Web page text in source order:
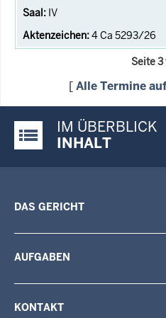
IV
4 Ca 5293/26
Seite 3
[Alle Termine
Justiz-Portal im
IM ÜBERBLICK
INHALT
DAS GERICHT
AUFGABEN
KONTAKT